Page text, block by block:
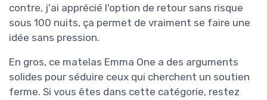
contre, j'ai apprécié l'option de retour sans risque
sous 100 nuits, ça permet de vraiment se faire une
idée sans pression.
En gros, ce matelas Emma One a des arguments
solides pour séduire ceux qui cherchent un soutien
ferme. Si vous êtes dans cette catégorie, restez